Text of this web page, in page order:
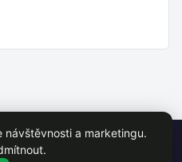
není oficálně spojen s VŠE
návštěvnosti a marketingu.